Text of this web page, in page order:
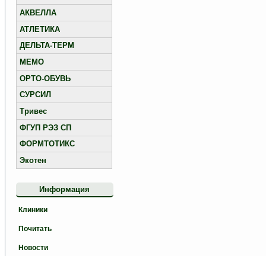
АКВЕЛЛА
АТЛЕТИКА
ДЕЛЬТА-ТЕРМ
МЕМО
ОРТО-ОБУВЬ
СУРСИЛ
Тривес
ФГУП РЭЗ СП
ФОРМТОТИКС
Экотен
Информация
Клиники
Почитать
Новости